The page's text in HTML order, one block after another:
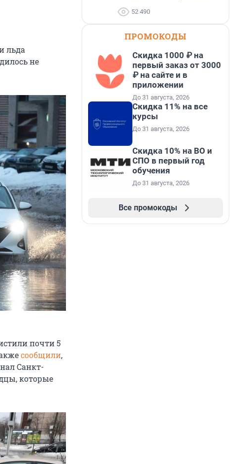
льда
не
почти 5
сообщили,
Санкт-
которые
52 490
ПРОМОКОДЫ
Скидка 1000 ₽ на
первый заказ от 3000
₽ на сайте и в
приложении
До 31 августа, 2026
Скидка 11% на все
курсы
До 31 августа, 2026
Скидка 10% на ВО и
СПО в первый год
обучения
До 31 августа, 2026
Все промокоды